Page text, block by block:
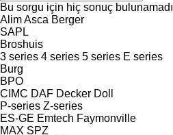
Bu sorgu için hiç sonuç bulunamadı
AlimAsca Berger
SAPL
Broshuis
3 series 4 series 5 series E series
Burg
BPO
CIMC DAF Decker Doll
P-series Z-series
ES-GE Emtech Faymonville
MAX SPZ